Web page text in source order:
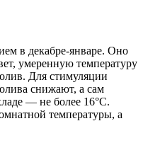
в декабре-январе. Оно
умеренную температуру
Для стимуляции
снижают, а сам
— не более 16°C.
температуры, а